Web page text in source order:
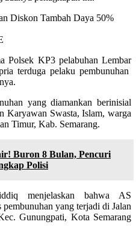
Diskon Tambah Daya 50%
Polsek KP3 pelabuhan Lembar
terduga pelaku pembunuhan
yang diamankan berinisial
Karyawan Swasta, Islam, warga
Timur, Kab. Semarang.
Buron 8 Bulan, Pencuri
Polisi
menjelaskan bahwa AS
yang terjadi di Jalan
Gunungpati, Kota Semarang